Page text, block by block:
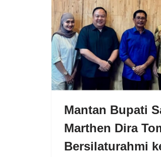
Mantan Bupati
Marthen Dira
Bersilaturahmi